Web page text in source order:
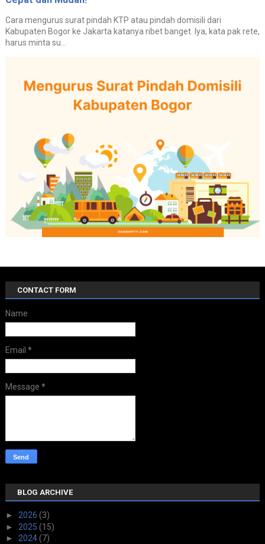
Cara mengurus surat pindah KTP atau pindah domisili dari
Kabupaten Bogor ke Jakarta katanya ribet banget. Iya, kata pak rete,
harus minta su...
CONTACT FORM
Name
Email *
Message *
BLOG ARCHIVE
► 2026 (3)
► 2025 (15)
► 2024(7)